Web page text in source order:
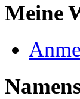
Meine